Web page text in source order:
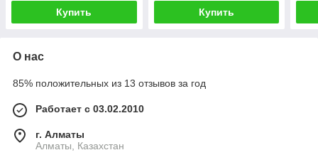
Купить Купить
О нас
85% положительных из 13 отзывов за год
Работает с 03.02.2010
г. Алматы
Алматы, Казахстан